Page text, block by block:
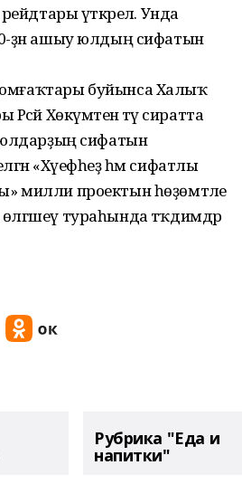
үткәрелә. Унда
ҙән ашыу юлдың сифатын
буйынса Халыҡ
Хөкүмәтенә тәү сиратта
юлдарҙың сифатын
«Хәүефһеҙ һәм сифатлы
милли проектын һөҙөмтәле
тураһында тәҡдимдәр
Рубрика "Еда и
напитки"